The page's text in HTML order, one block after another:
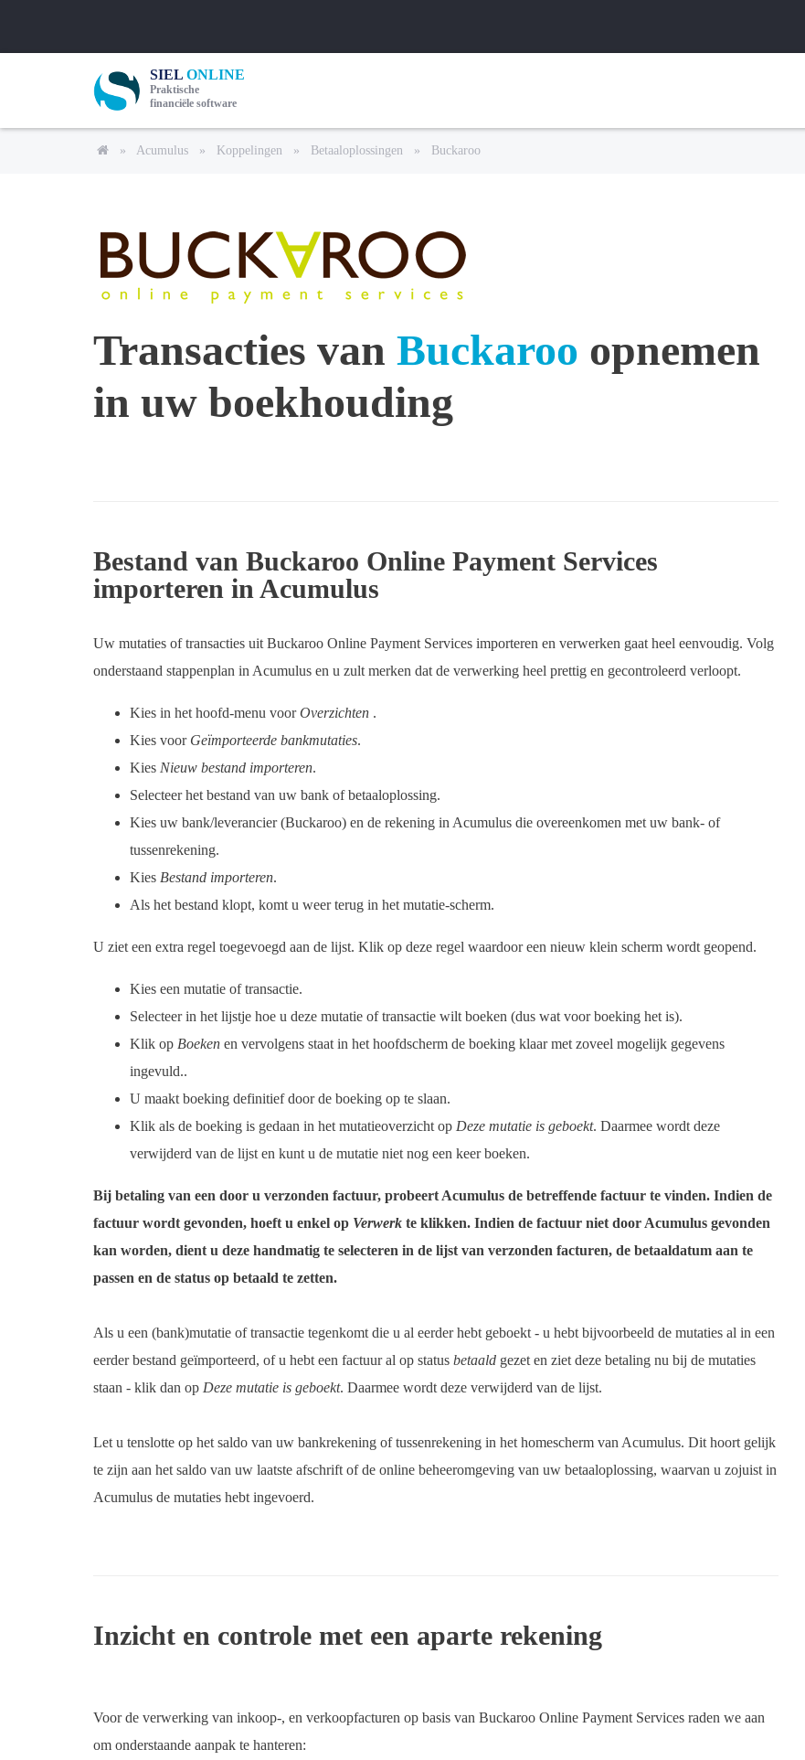
SIEL ONLINE
Praktische
financiële software
» Acumulus » Koppelingen » Betaaloplossingen » Buckaroo
Transacties van Buckaroo opnemen
in uw boekhouding
Bestand van Buckaroo Online Payment Services
importeren in Acumulus
Uw mutaties of transacties uit Buckaroo Online Payment Services importeren en verwerken gaat heel eenvoudig. Volg
onderstaand stappenplan in Acumulus en u zult merken dat de verwerking heel prettig en gecontroleerd verloopt.
Kies in het hoofd-menu voorOverzichten .
Kies voor Geïmporteerde bankmutaties.
Kies Nieuw bestand importeren.
Selecteer het bestand van uw bank of betaaloplossing.
Kies uw bank/leverancier (Buckaroo) en de rekening in Acumulus die overeenkomen met uw bank- of
tussenrekening.
Kies Bestand importeren.
Als het bestand klopt, komt u weer terug in het mutatie-scherm.
U ziet een extra regel toegevoegd aan de lijst. Klik op deze regel waardoor een nieuw klein scherm wordt geopend.
Kies een mutatie of transactie.
Selecteer in het lijstje hoe u deze mutatie of transactie wilt boeken (dus wat voor boeking het is).
Klik op Boeken en vervolgens staat in het hoofdscherm de boeking klaar met zoveel mogelijk gegevens
ingevuld..
U maakt boeking definitief door de boeking op te slaan.
Klik als de boeking is gedaan in het mutatieoverzicht op Deze mutatie is geboekt. Daarmee wordt deze
verwijderd van de lijst en kunt u de mutatie niet nog een keer boeken.
Bij betaling van een door u verzonden factuur, probeert Acumulus de betreffende factuur te vinden. Indien de
factuur wordt gevonden, hoeft u enkel op Verwerk te klikken. Indien de factuur niet door Acumulus gevonden
kan worden, dient u deze handmatig te selecteren in de lijst van verzonden facturen, de betaaldatum aan te
passen en de status op betaald te zetten.
Als u een (bank)mutatie of transactie tegenkomt die u al eerder hebt geboekt - u hebt bijvoorbeeld de mutaties al in een
eerder bestand geïmporteerd, of u hebt een factuur al op status betaald gezet en ziet deze betaling nu bij de mutaties
staan - klik dan op Deze mutatie is geboekt. Daarmee wordt deze verwijderd van de lijst.
Let u tenslotte op het saldo van uw bankrekening of tussenrekening in het homescherm van Acumulus. Dit hoort gelijk
te zijn aan het saldo van uw laatste afschrift of de online beheeromgeving van uw betaaloplossing, waarvan u zojuist in
Acumulus de mutaties hebt ingevoerd.
Inzicht en controle met een aparte rekening
Voor de verwerking van inkoop-, en verkoopfacturen op basis van Buckaroo Online Payment Services raden we aan
om onderstaande aanpak te hanteren: